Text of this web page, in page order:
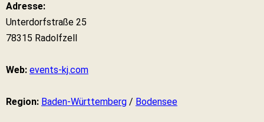
Adresse:
Unterdorfstraße 25
78315 Radolfzell
Web: events-kj.com
Region: Baden-Württemberg / Bodensee